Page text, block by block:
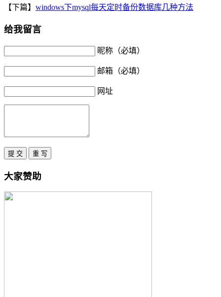
【下篇】 windows下mysql每天定时备份数据库几种方法
给我留言
昵称（必填）
邮箱（必填）
网址
大家赞助